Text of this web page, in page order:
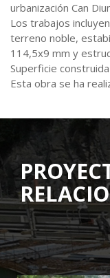
urbanización Can
Los trabajos
terreno noble,
114,5x9 mm y
Superficie
Esta obra se ha